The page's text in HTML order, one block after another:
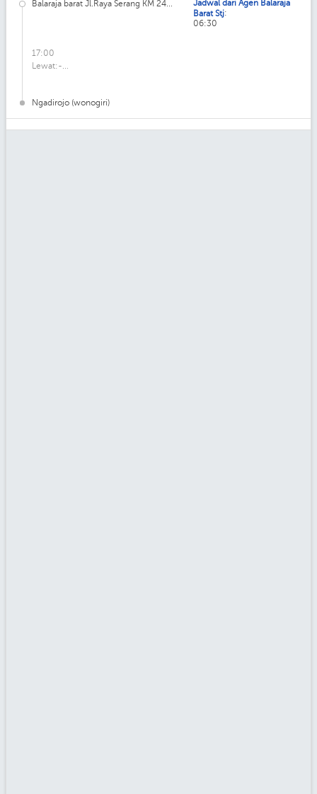
Balaraja barat Jl.Raya Serang KM 24...
17:00
Lewat:-...
Ngadirojo (wonogiri)
Jadwal dari Agen Balaraja
Barat Stj:
06:30